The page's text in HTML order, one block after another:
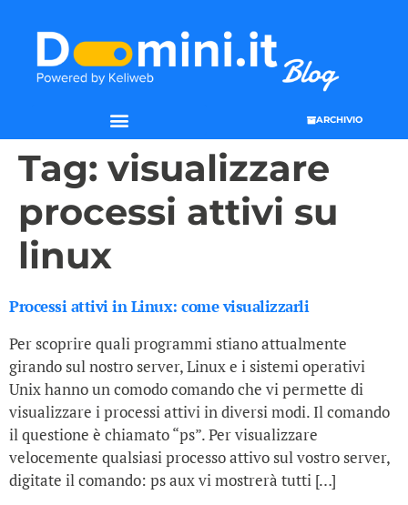
ARCHIVIO
Tag: visualizzare
processi attivi su
linux
Processi attivi in Linux: come visualizzarli
Per scoprire quali programmi stiano attualmente
girando sul nostro server, Linux e i sistemi operativi
Unix hanno un comodo comando che vi permette di
visualizzare i processi attivi in diversi modi. Il comando
il questione è chiamato “ps”. Per visualizzare
velocemente qualsiasi processo attivo sul vostro server,
digitate il comando: ps aux vi mostrerà tutti […]